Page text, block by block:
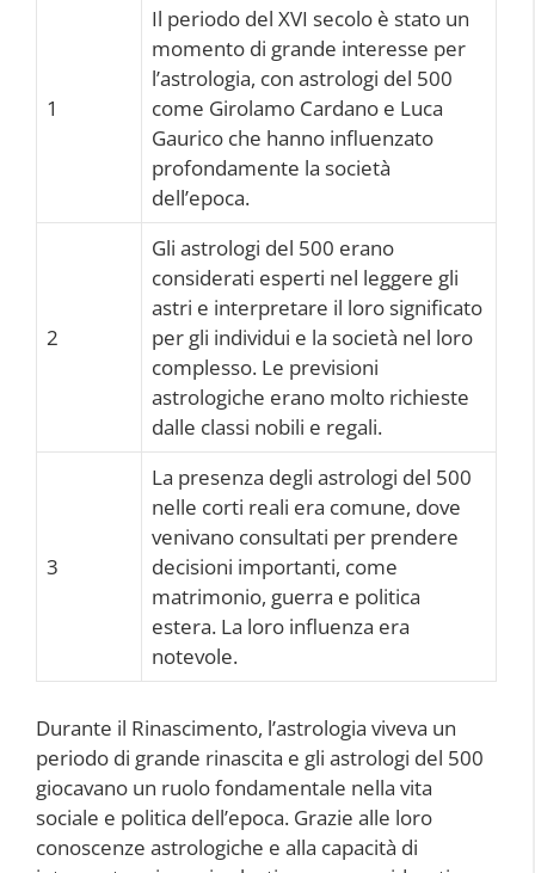
1
Il periodo del XVI secolo è stato un
momento di grande interesse per
l’astrologia, con astrologi del 500
come Girolamo Cardano e Luca
Gaurico che hanno influenzato
profondamente la società
dell’epoca.
2
Gli astrologi del 500 erano
considerati esperti nel leggere gli
astri e interpretare il loro significato
per gli individui e la società nel loro
complesso. Le previsioni
astrologiche erano molto richieste
dalle classi nobili e regali.
3
La presenza degli astrologi del 500
nelle corti reali era comune, dove
venivano consultati per prendere
decisioni importanti, come
matrimonio, guerra e politica
estera. La loro influenza era
notevole.
Durante il Rinascimento, l’astrologia viveva un
periodo di grande rinascita e gli astrologi del 500
giocavano un ruolo fondamentale nella vita
sociale e politica dell’epoca. Grazie alle loro
conoscenze astrologiche e alla capacità di